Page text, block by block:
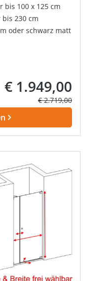
100 x 125 cm
bis 230 cm
oder schwarz matt
Verkaufspreis:
€ 1.949,00
Regulärer
€ 2.719,00